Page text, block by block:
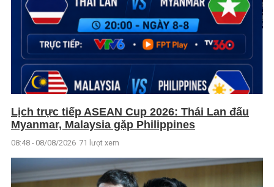
Lịch trực tiếp ASEAN Cup 2026: Thái Lan đấu
Myanmar, Malaysia gặp Philippines
08:48 - 08/08/2026 71 lượt xem